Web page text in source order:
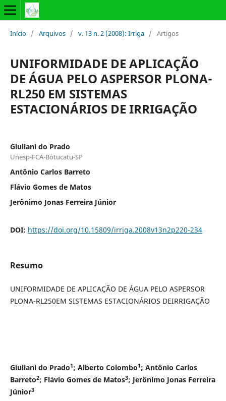
Início / Arquivos / v. 13 n. 2 (2008): Irriga / Artigos
UNIFORMIDADE DE APLICAÇÃO
DE ÁGUA PELO ASPERSOR PLONA-
RL250 EM SISTEMAS
ESTACIONÁRIOS DE IRRIGAÇÃO
Giuliani do Prado
Unesp-FCA-Botucatu-SP
Antônio Carlos Barreto
Flávio Gomes de Matos
Jerônimo Jonas Ferreira Júnior
DOI: https://doi.org/10.15809/irriga.2008v13n2p220-234
Resumo
UNIFORMIDADE DE APLICAÇÃO DE ÁGUA PELO ASPERSOR
PLONA-RL250EM SISTEMAS ESTACIONÁRIOS DEIRRIGAÇÃO
Giuliani do Prado1; Alberto Colombo1; Antônio Carlos
Barreto2; Flávio Gomes de Matos3; Jerônimo Jonas Ferreira
Júnior3